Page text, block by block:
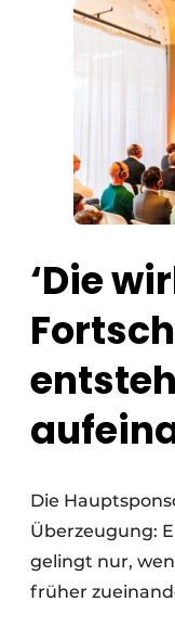
‘Die
Die
Überzeugung:
gelingt nur,
früher